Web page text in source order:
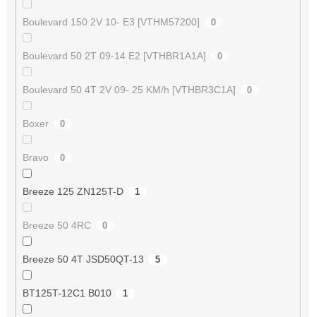
Boulevard 150 2V 10- E3 [VTHM57200] 0
Boulevard 50 2T 09-14 E2 [VTHBR1A1A] 0
Boulevard 50 4T 2V 09- 25 KM/h [VTHBR3C1A] 0
Boxer 0
Bravo 0
Breeze 125 ZN125T-D 1
Breeze 50 4RC 0
Breeze 50 4T JSD50QT-13 5
BT125T-12C1 B010 1